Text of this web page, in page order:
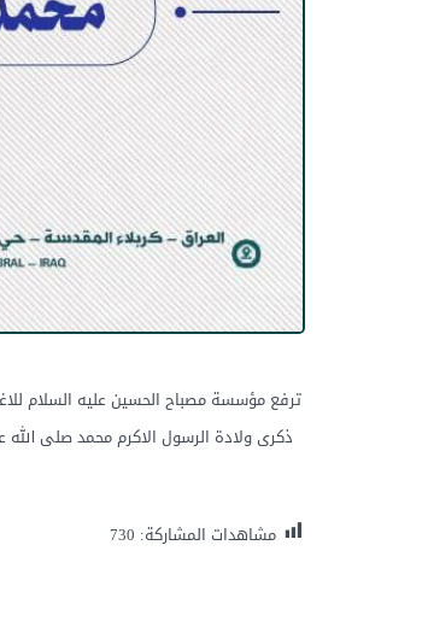
ترفع مؤسسة مصباح الحسين عليه السلام
ذكرى ولادة الرسول الاكرم محمد صلى الله
مشاهدات المشاركة: 730